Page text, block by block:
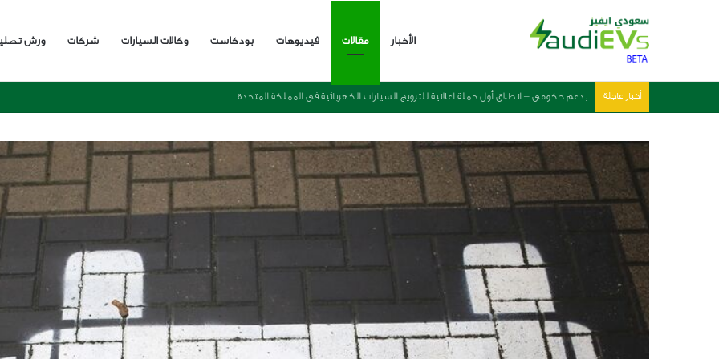
الأخبار مقالات فيديوهات بودكاست وكالات السيارات شركات ورش
أخبار عاجلة هيمنة صينية واضحة في 2025 – احصائيات وارقام مبيعات السيارات الكهربائية العالمية